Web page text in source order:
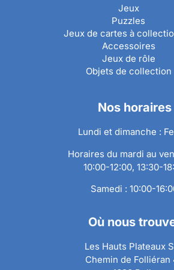
Jeux
Puzzles
Jeux de cartes à
Accessoires
Jeux de rôle
Objets de collection
Nos horaires
Lundi et dimanche :
Horaires du mardi au
10:00-12:00, 13:30-
Samedi : 10:00-
Où nous
Les Hauts Plateaux
Chemin de Folliéran